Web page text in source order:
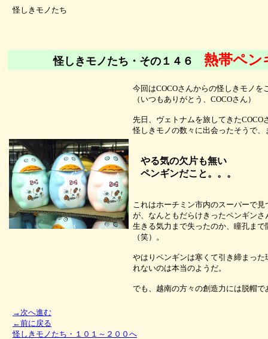
怪しきモノたち
怪しきモノたち・その１４６ 熱帯ペン
今回はCOCOさんからの怪しきモノを
（いつもありがとう、COCOさん）
先日、ヴェトナムを旅してきたCOCO
怪しきモノの数々に出会ったそうで、
やる気の欠片も無い
ペンギンだこと。。。
これはホーチミン市内のスーパーで
が、なんともだらけきったペンギンさ
生きる気力まで失ったのか、瞳孔まで
（笑）。
やはりペンギンは寒くて引き締まった
れないのは本当のようだ。
でも、越南の方々の創造力には脱帽で
→次へ進む
←前に戻る
怪しきモノたち・１０１～２００へ